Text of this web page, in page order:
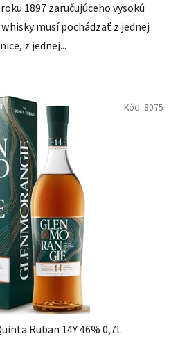
1897 zaručujúceho vysokú
musí pochádzať z jednej
z jednej...
Ruban 14Y 46% 0,7L
Kód: 8075